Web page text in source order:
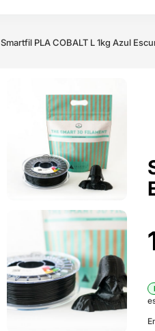
Smartfil PLA COBALT L 1kg Azul